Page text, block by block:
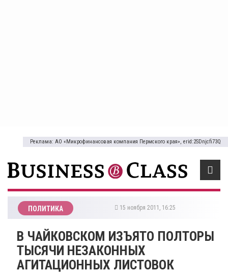
Реклама: АО «Микрофинансовая компания Пермского края», erid:2SDnjcfi73Q
ПОЛИТИКА 15 ноября 2011, 16:25
В ЧАЙКОВСКОМ ИЗЪЯТО ПОЛТОРЫ
ТЫСЯЧИ НЕЗАКОННЫХ
АГИТАЦИОННЫХ ЛИСТОВОК